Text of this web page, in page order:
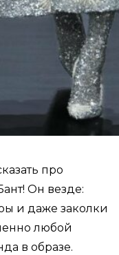
про
Он везде:
и даже заколки
любой
в образе.